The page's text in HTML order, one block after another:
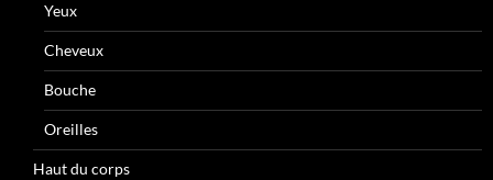
Yeux
Cheveux
Bouche
Oreilles
Haut du corps